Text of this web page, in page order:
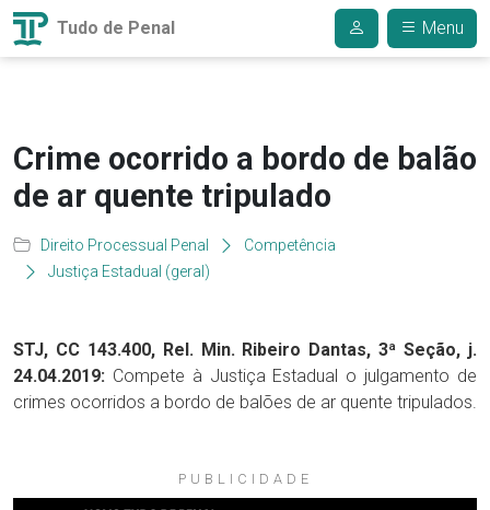
Tudo de Penal Menu
Crime ocorrido a bordo de balão
de ar quente tripulado
Direito Processual Penal
Competência
Justiça Estadual (geral)
STJ, CC 143.400, Rel. Min. Ribeiro Dantas, 3ª Seção, j.
24.04.2019: Compete à Justiça Estadual o julgamento de
crimes ocorridos a bordo de balões de ar quente tripulados.
PUBLICIDADE